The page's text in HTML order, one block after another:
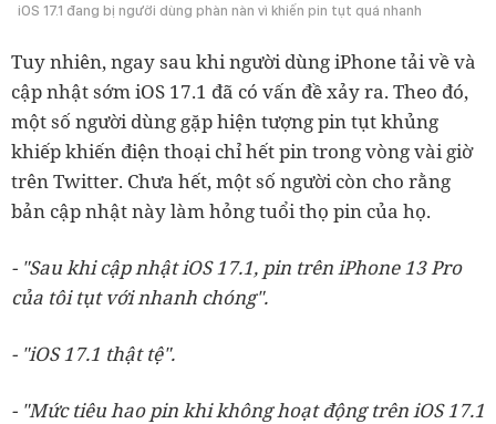
iOS 17.1 đang bị người dùng phàn nàn vì khiến pin tụt quá nhanh
Tuy nhiên, ngay sau khi người dùng iPhone tải về và
cập nhật sớm iOS 17.1 đã có vấn đề xảy ra. Theo đó,
một số người dùng gặp hiện tượng pin tụt khủng
khiếp khiến điện thoại chỉ hết pin trong vòng vài giờ
trên Twitter. Chưa hết, một số người còn cho rằng
bản cập nhật này làm hỏng tuổi thọ pin của họ.
- "Sau khi cập nhật iOS 17.1, pin trên iPhone 13 Pro
của tôi tụt với nhanh chóng".
- "iOS 17.1 thật tệ".
- "Mức tiêu hao pin khi không hoạt động trên iOS 17.1